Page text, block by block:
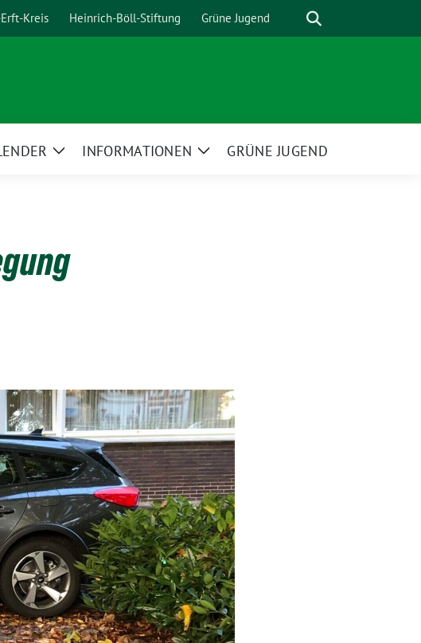
Kreis Heinrich-Böll-Stiftung Grüne Jugend Suche
ZeigeINFORMATIONEN
ZeigeGRÜNE JUGEND